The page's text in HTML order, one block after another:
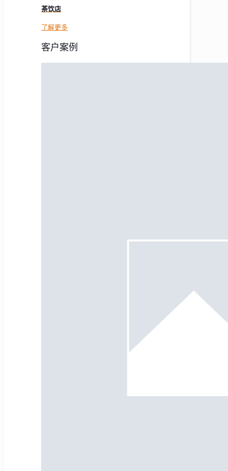
茶饮店
了解更多
客户案例